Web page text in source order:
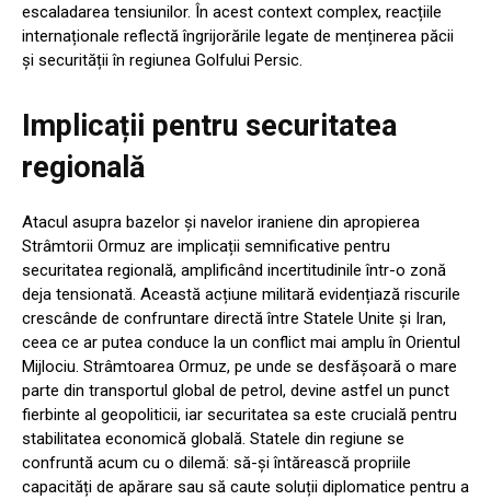
escaladarea tensiunilor. În acest context complex, reacțiile
internaționale reflectă îngrijorările legate de menținerea păcii
și securității în regiunea Golfului Persic.
Implicații pentru securitatea
regională
Atacul asupra bazelor și navelor iraniene din apropierea
Strâmtorii Ormuz are implicații semnificative pentru
securitatea regională, amplificând incertitudinile într-o zonă
deja tensionată. Această acțiune militară evidențiază riscurile
crescânde de confruntare directă între Statele Unite și Iran,
ceea ce ar putea conduce la un conflict mai amplu în Orientul
Mijlociu. Strâmtoarea Ormuz, pe unde se desfășoară o mare
parte din transportul global de petrol, devine astfel un punct
fierbinte al geopoliticii, iar securitatea sa este crucială pentru
stabilitatea economică globală. Statele din regiune se
confruntă acum cu o dilemă: să-și întărească propriile
capacități de apărare sau să caute soluții diplomatice pentru a